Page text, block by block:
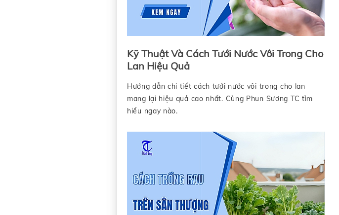
Kỹ Thuật Và Cách Tưới Nước Vôi Trong Cho
Lan Hiệu Quả
Hướng dẫn chi tiết cách tưới nước vôi trong cho lan
mang lại hiệu quả cao nhất. Cùng Phun Sương TC tìm
hiểu ngay nào.